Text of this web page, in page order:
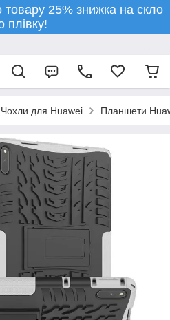
товару 25% знижка на скло
плівку!
Чохли для Huawei Планшети